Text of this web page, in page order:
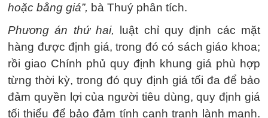
hoặc bằng giá”, bà Thuý phân tích.
Phương án thứ hai, luật chỉ quy định các mặt
hàng được định giá, trong đó có sách giáo khoa;
rồi giao Chính phủ quy định khung giá phù hợp
từng thời kỳ, trong đó quy định giá tối đa để bảo
đảm quyền lợi của người tiêu dùng, quy định giá
tối thiểu để bảo đảm tính cạnh tranh lành mạnh.